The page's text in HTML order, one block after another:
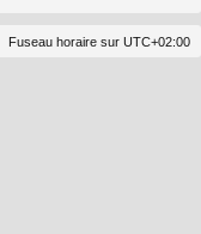
Fuseau horaire sur UTC+02:00